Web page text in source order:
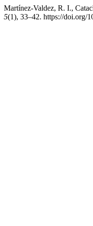
Martínez-Valdez, R. I.,
5(1), 33–42. https://doi.org/